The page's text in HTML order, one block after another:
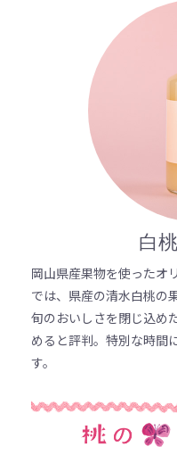
白
岡山県産果物を使ったオ
では、県産の清水白桃の
旬のおいしさを閉じ込め
めると評判。特別な時間
す。